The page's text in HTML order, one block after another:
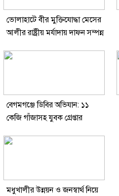
ভোলাহাটে বীর মুক্তিযোদ্ধা মেসের
আলীর রাষ্ট্রীয় মর্যাদায় দাফন সম্পন্ন
বেগমগঞ্জে ডিবির অভিযান: ১১
কেজি গাঁজাসহ যুবক গ্রেপ্তার
মধুখালীর উন্নয়ন ও জনস্বার্থ নিয়ে